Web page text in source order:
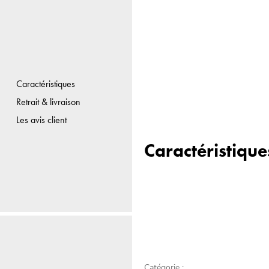
Caractéristiques
Retrait & livraison
Les avis client